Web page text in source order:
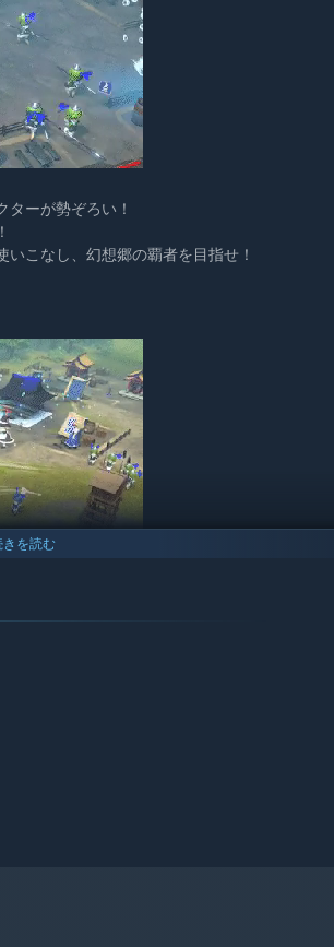
ーが勢ぞろい！
こなし、幻想郷の覇者を目指せ！
が出せるなど、
ームの醍醐味の一つだ！
きを読む